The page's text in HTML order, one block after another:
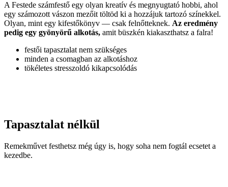
A Festede számfestő egy olyan kreatív és megnyugtató hobbi, ahol
egy számozott vászon mezőit töltöd ki a hozzájuk tartozó színekkel.
Olyan, mint egy kifestőkönyv — csak felnőtteknek. Az eredmény
pedig egy gyönyörű alkotás, amit büszkén kiakaszthatsz a falra!
festői tapasztalat nem szükséges
minden a csomagban az alkotáshoz
tökéletes stresszoldó kikapcsolódás
Tapasztalat nélkül
Remekművet festhetsz még úgy is, hogy soha nem fogtál ecsetet a
kezedbe.